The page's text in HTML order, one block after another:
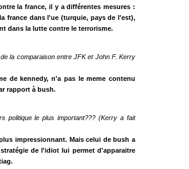
la france, il y a différentes mesures :
france dans l'ue (turquie, pays de l'est),
dans la lutte contre le terrorisme.
la comparaison entre JFK et John F. Kerry
de kennedy, n'a pas le meme contenu
rapport à bush.
politique le plus important??? (Kerry a fait
impressionnant. Mais celui de bush a
de l'idiot lui permet d'apparaitre